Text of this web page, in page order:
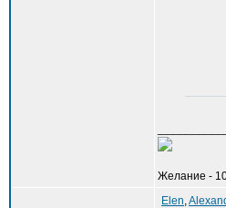
Желание -
Elen,